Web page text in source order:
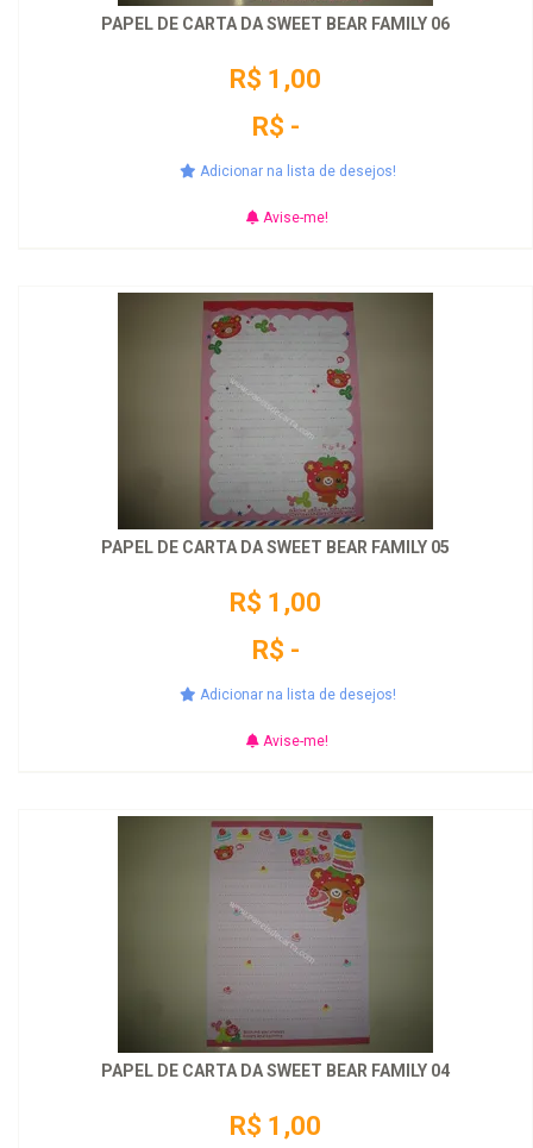
PAPEL DE CARTA DA SWEET BEAR FAMILY 06
R$ 1,00
R$ -
Adicionar na lista de desejos!
Avise-me!
PAPEL DE CARTA DA SWEET BEAR FAMILY 05
R$ 1,00
R$ -
Adicionar na lista de desejos!
Avise-me!
PAPEL DE CARTA DA SWEET BEAR FAMILY 04
R$ 1,00